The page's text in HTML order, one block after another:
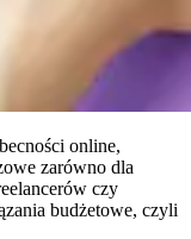
online,
zarówno dla
czy
budżetowe, czyli